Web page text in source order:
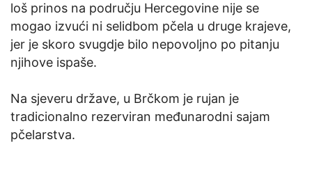
loš prinos na području Hercegovine nije se
mogao izvući ni selidbom pčela u druge krajeve,
jer je skoro svugdje bilo nepovoljno po pitanju
njihove ispaše.
Na sjeveru države, u Brčkom je rujan je
tradicionalno rezerviran međunarodni sajam
pčelarstva.